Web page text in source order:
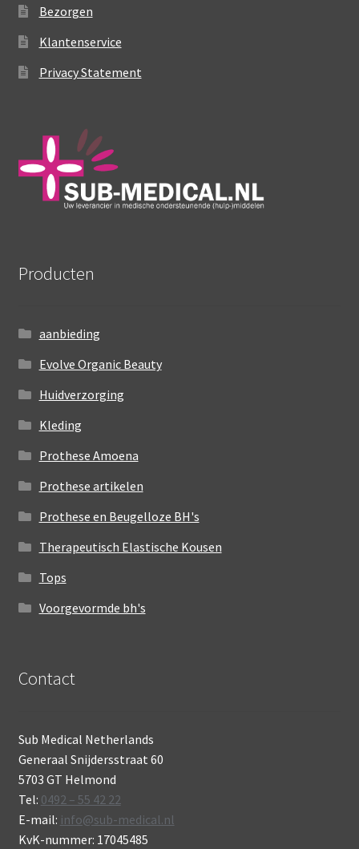
Bezorgen
Klantenservice
Privacy Statement
Producten
aanbieding
Evolve Organic Beauty
Huidverzorging
Kleding
Prothese Amoena
Prothese artikelen
Prothese en Beugelloze BH's
Therapeutisch Elastische Kousen
Tops
Voorgevormde bh's
Contact
Sub Medical Netherlands
Generaal Snijdersstraat 60
5703 GT Helmond
Tel: 0492 – 55 42 22
E-mail: info@sub-medical.nl
KvK-nummer: 17045485